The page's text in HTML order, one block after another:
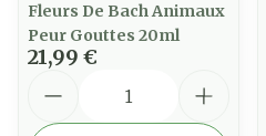
Fleurs De Bach Animaux
Peur Gouttes 20ml
21,99 €